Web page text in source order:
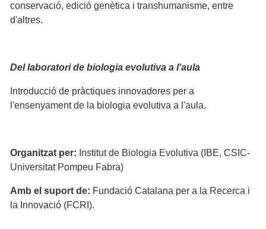
conservació, edició genètica i transhumanisme, entre
d'altres.
Del laboratori de biologia evolutiva a l'aula
Introducció de pràctiques innovadores per a
l'ensenyament de la biologia evolutiva a l'aula.
Organitzat per: Institut de Biologia Evolutiva (IBE, CSIC-
Universitat Pompeu Fabra)
Amb el suport de: Fundació Catalana per a la Recerca i
la Innovació (FCRI).